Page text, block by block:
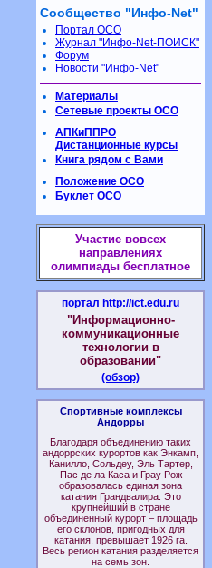
Сообщество "Инфо-Net"
Портал ОСО
Журнал "Инфо-Net-ПОИСК"
Форум
Новости "Инфо-Net"
Материалы
Сетевые проекты ОСО
АПКиППРО
Дистанционные курсы
Книга рядом с Вами
Положение ОСО
Буклет ОСО
Участие вовсех
направлениях
олимпиады бесплатное
портал http://ict.edu.ru
"Информационно-
коммуникационные
технологии в
образовании"
(обзор)
Спортивные комплексы
Андорры
Благодаря объединению таких
андоррских курортов как Энкамп,
Канилло, Сольдеу, Эль Тартер,
Пас де ла Каса и Грау Рож
образовалась единая зона
катания Грандвалира. Это
крупнейший в стране
объединенный курорт – площадь
его склонов, пригодных для
катания, превышает 1926 га.
Весь регион катания разделяется
на семь зон.